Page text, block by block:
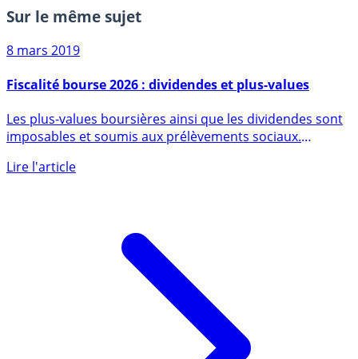
Les plus-values boursières ainsi que les dividendes sont
imposables et soumis aux prélèvements sociaux.
Certains (...)